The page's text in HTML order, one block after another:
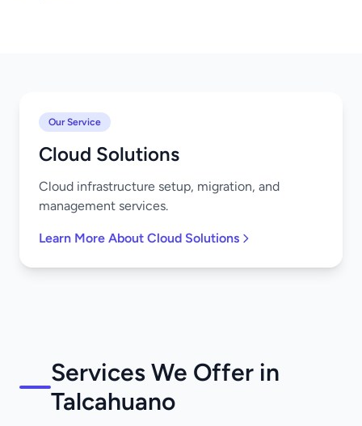
Our Service
Cloud Solutions
Cloud infrastructure setup, migration, and
management services.
Learn More About Cloud Solutions
Services We Offer in
Talcahuano